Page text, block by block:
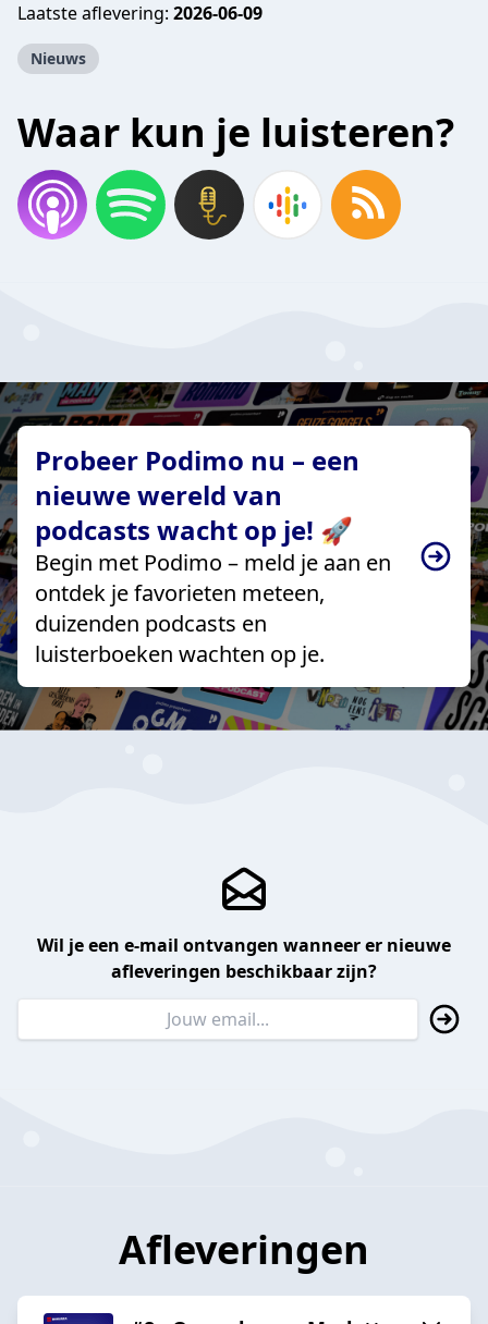
Laatste aflevering: 2026-06-09
Nieuws
Waar kun je luisteren?
Probeer Podimo nu – een
nieuwe wereld van
podcasts wacht op je! 🚀
Begin met Podimo – meld je aan en
ontdek je favorieten meteen,
duizenden podcasts en
luisterboeken wachten op je.
Wil je een e-mail ontvangen wanneer er nieuwe
afleveringen beschikbaar zijn?
Afleveringen